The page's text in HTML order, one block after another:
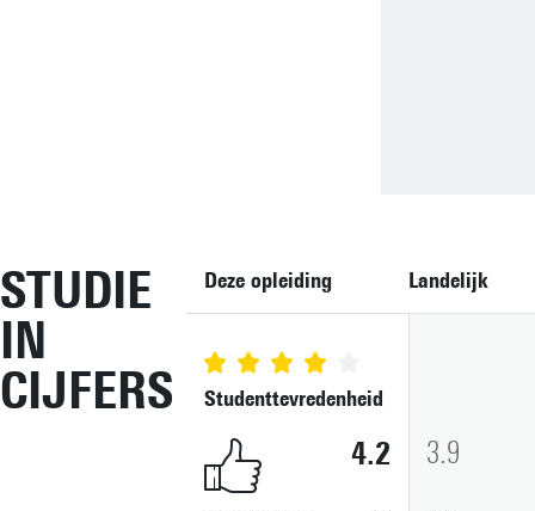
STUDIE
IN
CIJFERS
Deze opleiding Landelijk
Studenttevredenheid
4.2 3.9